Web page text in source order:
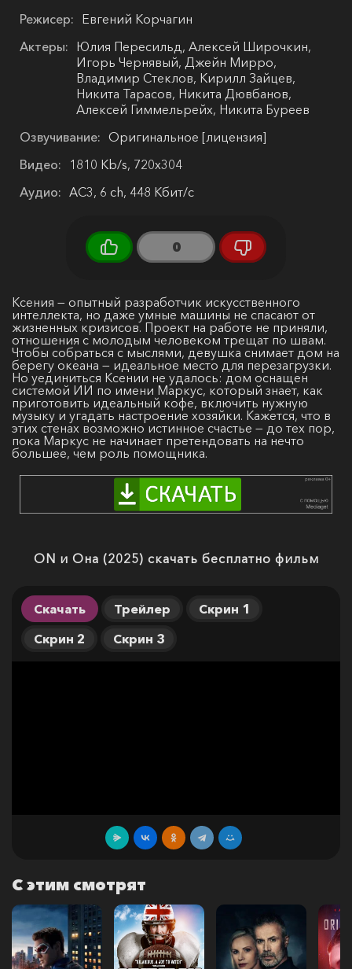
Режисер: Евгений Корчагин
Актеры: Юлия Пересильд, Алексей Широчкин,
Игорь Чернявый, Джейн Мирро,
Владимир Стеклов, Кирилл Зайцев,
Никита Тарасов, Никита Дювбанов,
Алексей Гиммельрейх, Никита Буреев
Озвучивание: Оригинальное [лицензия]
Видео:
1810 Kb/s, 720x304
Аудио: AC3, 6 ch, 448 Кбит/с
0
Ксения — опытный разработчик искусственного
интеллекта, но даже умные машины не спасают от
жизненных кризисов. Проект на работе не приняли,
отношения с молодым человеком трещат по швам.
Чтобы собраться с мыслями, девушка снимает дом на
берегу океана — идеальное место для перезагрузки.
Но уединиться Ксении не удалось: дом оснащен
системой ИИ по имени Маркус, который знает, как
приготовить идеальный кофе, включить нужную
музыку и угадать настроение хозяйки. Кажется, что в
этих стенах возможно истинное счастье — до тех пор,
пока Маркус не начинает претендовать на нечто
большее, чем роль помощника.
ON и Она (2025) скачать бесплатно фильм
Скачать Трейлер
Скрин 1
Скрин 2
Скрин 3
С этим смотрят